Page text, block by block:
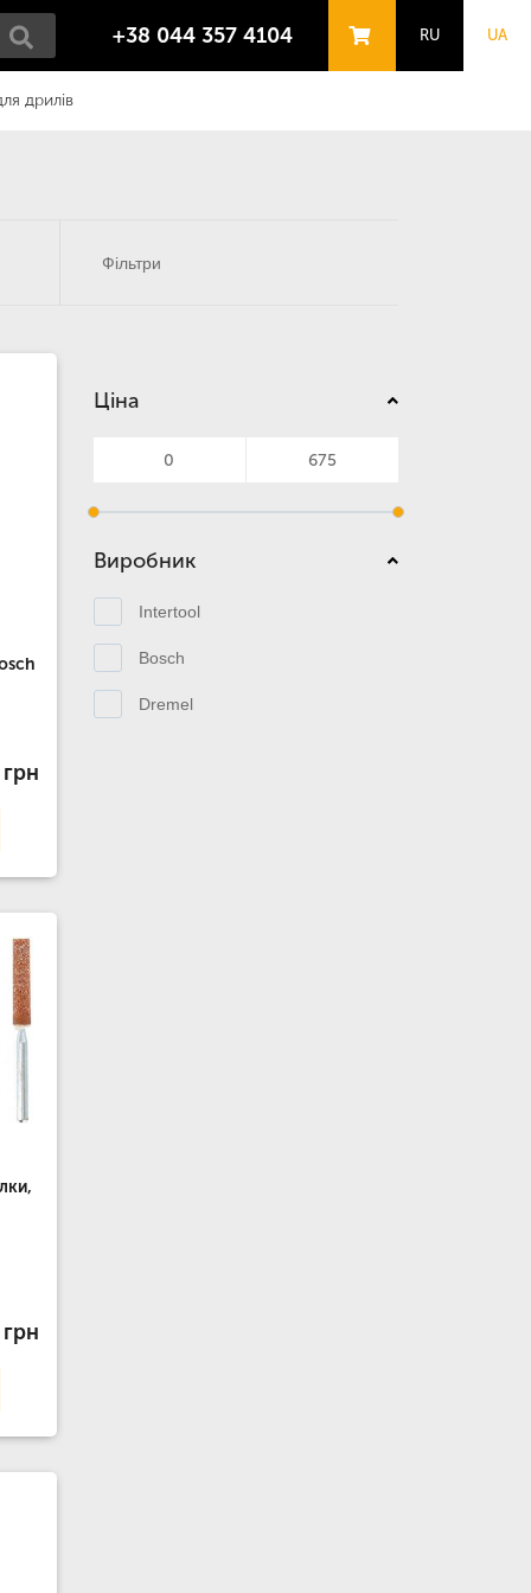
+38 044 357 4104 RU UA
дрилів
Ціна
Виробник
Intertool
Bosch
Dremel
Фільтри